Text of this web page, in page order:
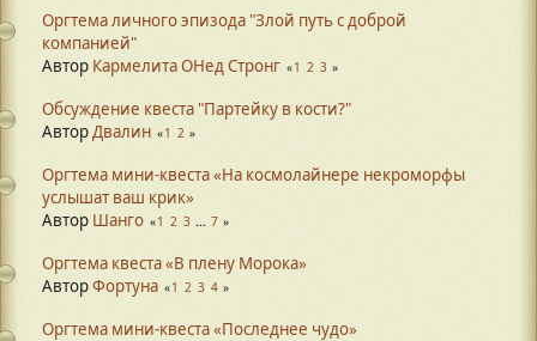
Оргтема личного эпизода "Злой путь с доброй
компанией"
Автор Кармелита ОНед Стронг 1 2 3
Обсуждение квеста "Партейку в кости?"
АвторДвалин 1 2
Оргтема мини-квеста «На космолайнере некроморфы
услышат ваш крик»
Автор Шанго 1 2 3 ... 7
Оргтема квеста «В плену Морока»
АвторФортуна 1 2 3 4
Оргтема мини-квеста «Последнее чудо»